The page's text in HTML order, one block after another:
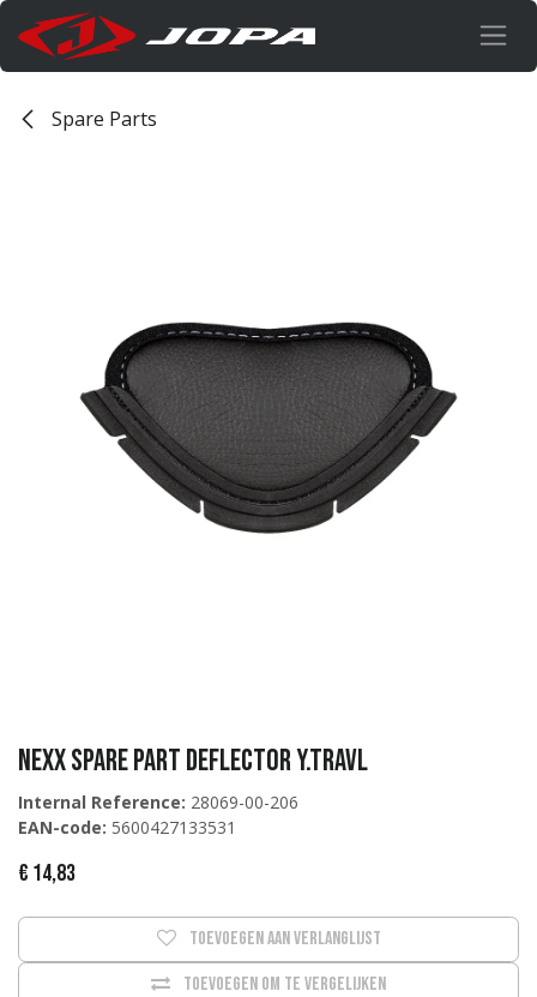
Overslaan naar inhoud
Spare Parts
NEXX Spare part DEFLECTOR Y.TRAVL
Internal Reference: 28069-00-206
EAN-code: 5600427133531
€ 14,83
Toevoegen om te vergelijken
Toevoegen aan verlanglijst